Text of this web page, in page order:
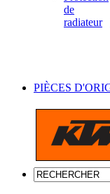
de
radiateur
PIÈCES